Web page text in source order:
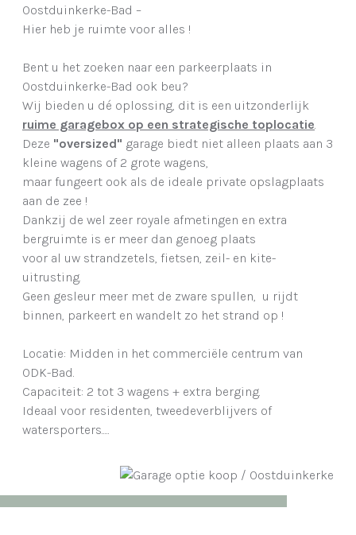
Oostduinkerke-Bad –
Hier heb je ruimte voor alles !
Bent u het zoeken naar een parkeerplaats in
Oostduinkerke-Bad ook beu?
Wij bieden u dé oplossing, dit is een uitzonderlijk
ruime garagebox op een strategische toplocatie.
Deze "oversized" garage biedt niet alleen plaats aan 3
kleine wagens of 2 grote wagens,
maar fungeert ook als de ideale private opslagplaats
aan de zee !
Dankzij de wel zeer royale afmetingen en extra
bergruimte is er meer dan genoeg plaats
voor al uw strandzetels, fietsen, zeil- en kite-
uitrusting.
Geen gesleur meer met de zware spullen, u rijdt
binnen, parkeert en wandelt zo het strand op !
Locatie: Midden in het commerciële centrum van
ODK-Bad.
Capaciteit: 2 tot 3 wagens + extra berging.
Ideaal voor residenten, tweedeverblijvers of
watersporters.....